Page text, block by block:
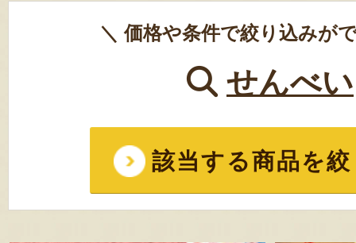
＼ 価格や条件で絞り込みが
せんべい
該当する商品を